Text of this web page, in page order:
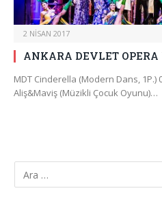
2 NISAN 2017
ANKARA DEVLET OPERA
MDT Cinderella (Modern Dans, 1P.)
Aliş&Maviş (Müzikli Çocuk Oyunu)…